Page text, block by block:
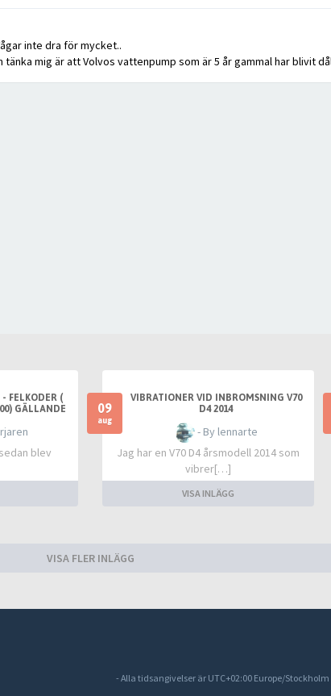
inte dra för mycket..
mig är att Volvos vattenpump som är 5 år gammal har blivit
FELKODER (
GÄLLANDE
blev
09
aug
VIBRATIONER VID INBROMSNING V70
D4 2014
- By lennarte
Jag har en V70 D4 årsmodell 2014 som
vibrer[…]
VISA INLÄGG
VISA FLER INLÄGG
- Alla tidsangivelser är UTC+02:00 Europe/Stockholm